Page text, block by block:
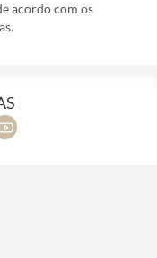
acordo com os